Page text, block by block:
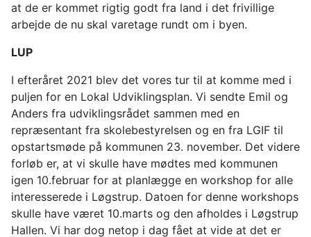
at de er kommet rigtig godt fra land i det frivillige
arbejde de nu skal varetage rundt om i byen.
LUP
I efteråret 2021 blev det vores tur til at komme med i
puljen for en Lokal Udviklingsplan. Vi sendte Emil og
Anders fra udviklingsrådet sammen med en
repræsentant fra skolebestyrelsen og en fra LGIF til
opstartsmøde på kommunen 23. november. Det videre
forløb er, at vi skulle have mødtes med kommunen
igen 10.februar for at planlægge en workshop for alle
interesserede i Løgstrup. Datoen for denne workshops
skulle have været 10.marts og den afholdes i Løgstrup
Hallen. Vi har dog netop i dag fået at vide at det er